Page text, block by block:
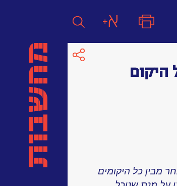
היקום
מבין כל היקומים